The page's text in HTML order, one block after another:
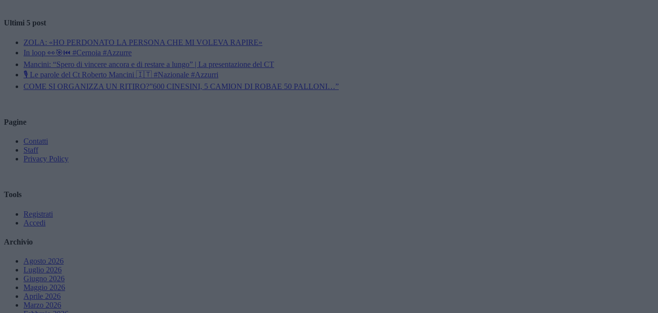
Ultimi 5 post
ZOLA: «HO PERDONATO LA PERSONA CHE MI VOLEVA RAPIRE»
In loop 👀🎯⏮️ #Cernoia #Azzurre
Mancini: “Spero di vincere ancora e di restare a lungo” | La presentazione del CT
🎙️ Le parole del Ct Roberto Mancini 🇮🇹 #Nazionale #Azzurri
COME SI ORGANIZZA UN RITIRO?”600 CINESINI, 5 CAMION DI ROBAE 50 PALLONI…”
Pagine
Contatti
Staff
Privacy Policy
Tools
Registrati
Accedi
Archivio
Agosto 2026
Luglio 2026
Giugno 2026
Maggio 2026
Aprile 2026
Marzo 2026